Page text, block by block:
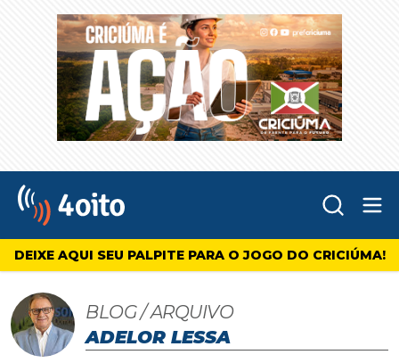
4oito
DEIXE AQUI SEU PALPITE PARA O JOGO DO CRICIÚMA!
BLOG / ARQUIVO
ADELOR LESSA